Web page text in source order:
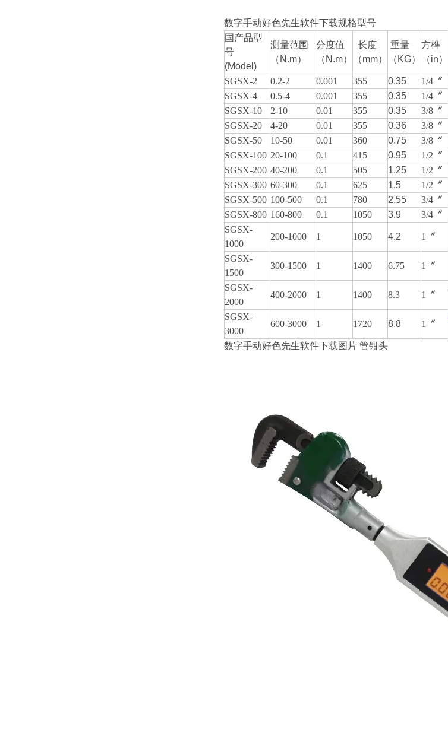
数字手动好色先生软件下载规格型号
国产品型
号
(Model)
测量范围
（N.m）
分度值
（N.m）
长度
（mm）
重量
（KG）
方榫
（in）
SGSX-2 0.2-2 0.001 355 0.35
1/4〞
SGSX-4
0.5-4 0.001 355 0.35
1/4〞
SGSX-10
2-10 0.01 355 0.35
3/8〞
SGSX-20
4-20 0.01 355 0.36
3/8〞
SGSX-50
10-50 0.01 360 0.75
3/8〞
SGSX-100 20-100 0.1 415 0.95
1/2〞
SGSX-200 40-200 0.1 505 1.25
1/2〞
SGSX-300 60-300 0.1 625 1.5
1/2〞
SGSX-500 100-500 0.1 780 2.55
3/4〞
SGSX-800 160-800 0.1 1050 3.9
3/4〞
SGSX-
1000
200-1000 1 1050 4.2 1〞
SGSX-
1500
300-1500 1 1400 6.75 1〞
SGSX-
2000
400-2000 1 1400 8.3 1〞
SGSX-
3000
600-3000 1 1720 8.8 1〞
数字手动好色先生软件下载图片 管钳头